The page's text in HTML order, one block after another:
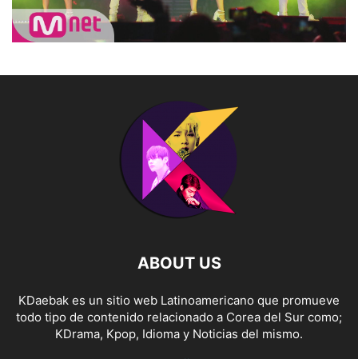
ABOUT US
KDaebak es un sitio web Latinoamericano que promueve
todo tipo de contenido relacionado a Corea del Sur como;
KDrama, Kpop, Idioma y Noticias del mismo.